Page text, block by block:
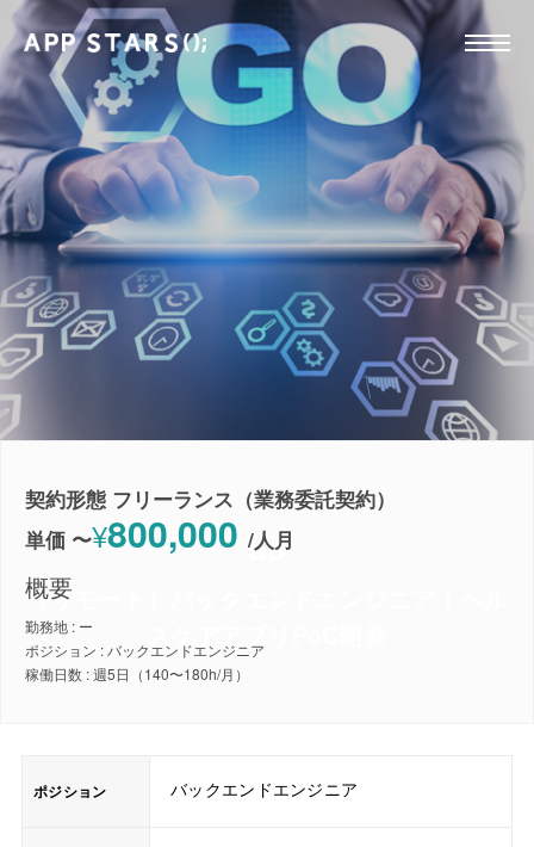
GO
［リモート］バックエンドエンジニア｜ヘル
契約形態 フリーランス（業務委託契約）
単価 〜¥800,000 /人月
概要
勤務地 : ー
ポジション : バックエンドエンジニア
稼働日数 : 週5日（140〜180h/月）
ポジション バックエンドエンジニア